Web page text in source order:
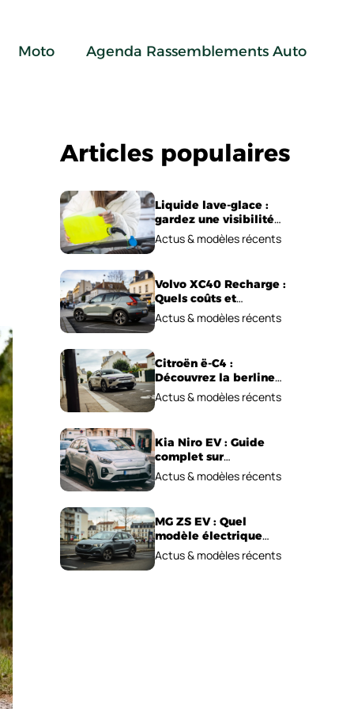
Moto Agenda Rassemblements Auto
Articles populaires
Liquide lave-glace :
gardez une visibilité
parfaite en voiture
Actus & modèles récents
Volvo XC40 Recharge :
Quels coûts et
performances
électriques ?
Actus & modèles récents
Citroën ë-C4 :
Découvrez la berline
électrique
emblématique!
Actus & modèles récents
Kia Niro EV : Guide
complet sur
l’autonomie et le prix !
Actus & modèles récents
MG ZS EV : Quel
modèle électrique
choisir pour 2026 ?
Actus & modèles récents